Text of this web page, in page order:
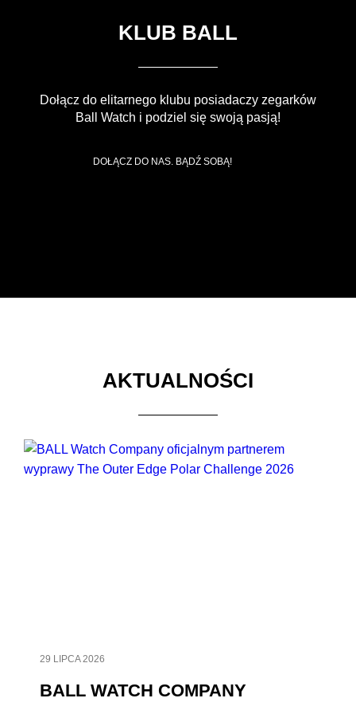
KLUB BALL
Dołącz do elitarnego klubu posiadaczy zegarków
Ball Watch i podziel się swoją pasją!
DOŁĄCZ DO NAS. BĄDŹ SOBĄ!
AKTUALNOŚCI
29 LIPCA 2026
BALL WATCH COMPANY